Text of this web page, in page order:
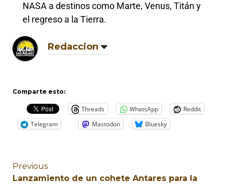
NASA a destinos como Marte, Venus, Titán y
el regreso a la Tierra.
Redaccion
Comparte esto:
Threads WhatsApp
Reddit
Telegram
Mastodon Bluesky
Previous
Lanzamiento de un cohete Antares para la